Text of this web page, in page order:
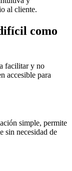
al cliente.
como
facilitar y no
accesible para
simple, permite
sin necesidad de